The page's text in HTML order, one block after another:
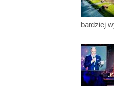
bardziej